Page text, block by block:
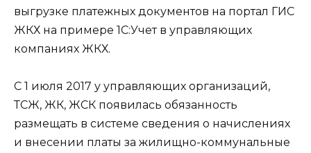
выгрузке платежных документов на портал ГИС
ЖКХ на примере 1С:Учет в управляющих
компаниях ЖКХ.
С 1 июля 2017 у управляющих организаций,
ТСЖ, ЖК, ЖСК появилась обязанность
размещать в системе сведения о начислениях
и внесении платы за жилищно-коммунальные